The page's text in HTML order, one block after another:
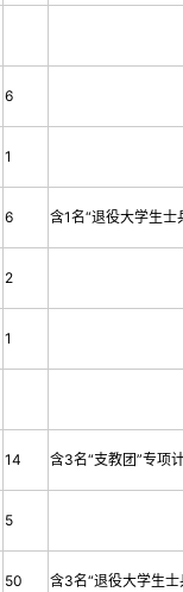
6
1
6 含1名“退役大学生士
2
1
14 含3名“支教团”专项
5
50 含3名“退役大学生士